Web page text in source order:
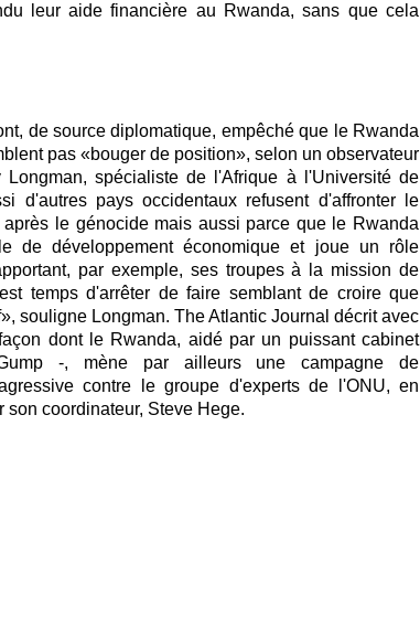
leur aide financière au Rwanda, sans que cela
de source diplomatique, empêché que le Rwanda
pas «bouger de position», selon un observateur
Longman, spécialiste de l'Afrique à l'Université de
d'autres pays occidentaux refusent d'affronter le
le génocide mais aussi parce que le Rwanda
de développement économique et joue un rôle
par exemple, ses troupes à la mission de
temps d'arrêter de faire semblant de croire que
souligne Longman. The Atlantic Journal décrit avec
dont le Rwanda, aidé par un puissant cabinet
-, mène par ailleurs une campagne de
contre le groupe d'experts de l'ONU, en
coordinateur, Steve Hege.